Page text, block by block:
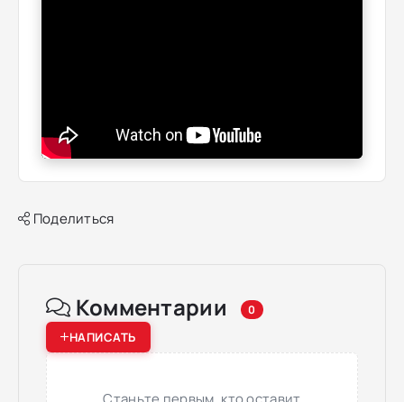
Поделиться
Комментарии 0
НАПИСАТЬ